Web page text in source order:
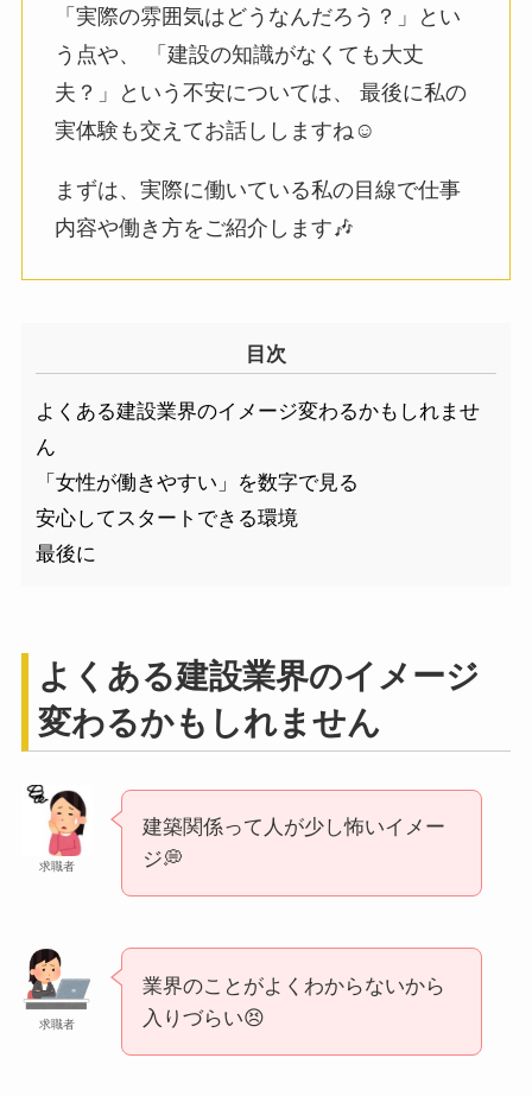
「実際の雰囲気はどうなんだろう？」とい
う点や、 「建設の知識がなくても大丈
夫？」という不安については、 最後に私の
実体験も交えてお話ししますね☺️
まずは、実際に働いている私の目線で仕事
内容や働き方をご紹介します🎶
目次
よくある建設業界のイメージ変わるかもしれませ
ん
「女性が働きやすい」を数字で見る
安心してスタートできる環境
最後に
よくある建設業界のイメージ
変わるかもしれません
求職者
建築関係って人が少し怖いイメー
ジ💭
求職者
業界のことがよくわからないから
入りづらい😣